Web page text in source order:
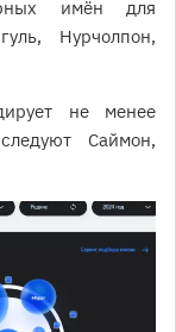
имён для
Нурчолпон,
не менее
Саймон,